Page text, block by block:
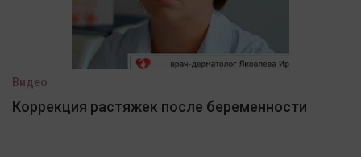
Видео
Коррекция растяжек после беременности